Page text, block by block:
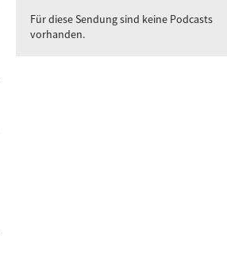
Für diese Sendung sind keine Podcasts
vorhanden.